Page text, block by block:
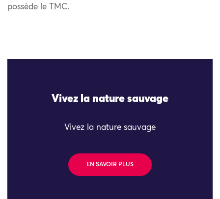
possède le TMC.
Vivez la nature sauvage
Vivez la nature sauvage
EN SAVOIR PLUS